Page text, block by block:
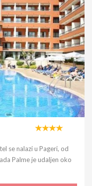
se nalazi u Pageri, od
Palme je udaljen oko